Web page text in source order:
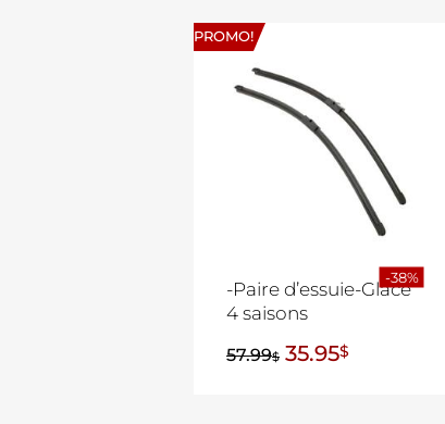
PROMO!
-Paire d’essuie-Glace
4 saisons
57.99$ 35.95$
-38%